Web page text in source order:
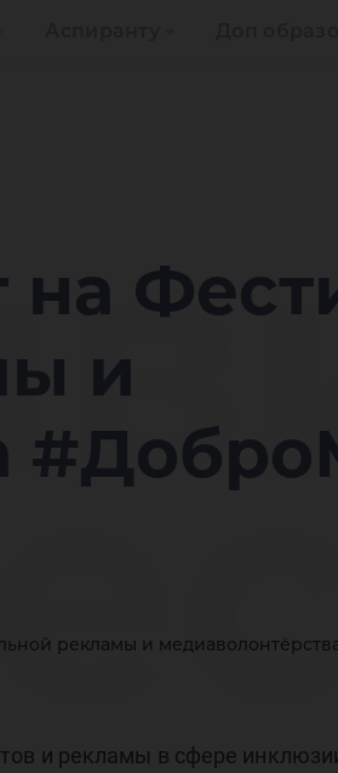
на
и
рекламы и
и рекламы в сфере